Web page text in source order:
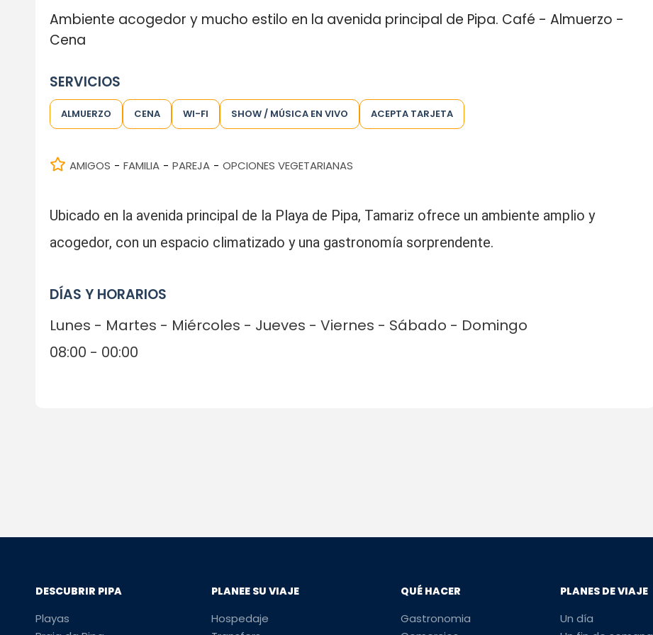
Ambiente acogedor y mucho estilo en la avenida principal de Pipa. Café - Almuerzo -
Cena
SERVICIOS
ALMUERZO CENA WI-FI SHOW / MÚSICA EN VIVO ACEPTA TARJETA
AMIGOS - FAMILIA - PAREJA - OPCIONES VEGETARIANAS
Ubicado en la avenida principal de la Playa de Pipa, Tamariz ofrece un ambiente amplio y
acogedor, con un espacio climatizado y una gastronomía sorprendente.
DÍAS Y HORARIOS
Lunes - Martes - Miércoles - Jueves - Viernes - Sábado - Domingo
08:00 - 00:00
DESCUBRIR PIPA
Playas
PLANEE SU VIAJE
Hospedaje
QUÉ HACER
Gastronomia
PLANES DE VIAJE
Un día